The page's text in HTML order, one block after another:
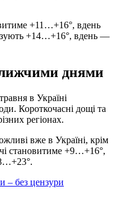
+11…+16°, вдень
+14…+16°, вдень —
днями
в Україні
Короткочасні дощі та
регіонах.
вже в Україні, крім
становитиме +9…+16°,
– без цензури